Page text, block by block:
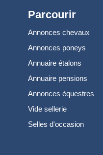
Parcourir
Annonces chevaux
Annonces poneys
Annuaire étalons
Annuaire pensions
Annonces équestres
Vide sellerie
Selles d'occasion